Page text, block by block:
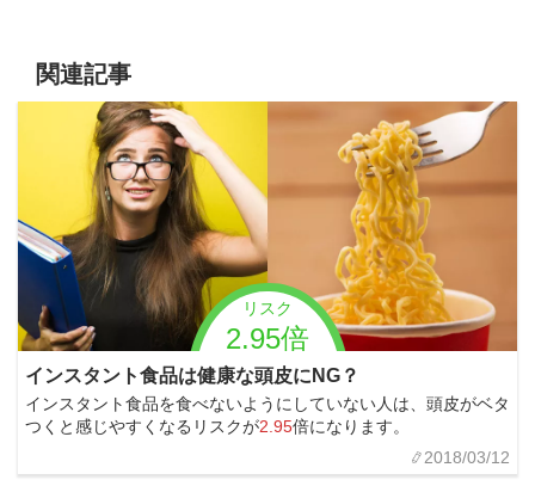
関連記事
リスク
2.95倍
インスタント食品は健康な頭皮にNG？
インスタント食品を食べないようにしていない人は、頭皮がベタ
つくと感じやすくなるリスクが2.95倍になります。
2018/03/12